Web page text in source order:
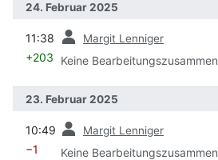
24. Februar 2025
11:38 Margit Lenniger
+203 Keine
23. Februar 2025
10:49 Margit Lenniger
−1 Keine